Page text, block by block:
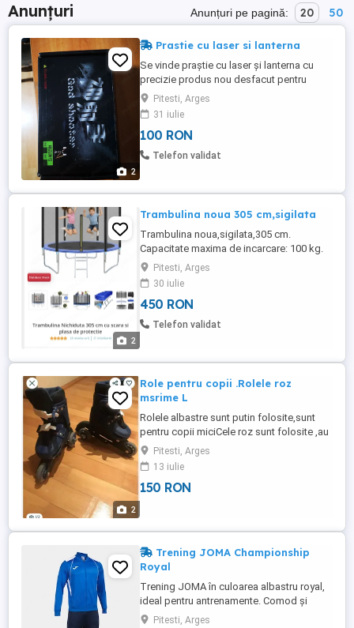
Anunțuri Anunțuri pe pagină: 20 50
2
Prastie cu laser si lanterna
Se vinde praștie cu laser și lanterna cu
precizie produs nou desfacut pentru
proba si poze cu 3 elastice de rezerva si 3
inbusuri necesare pentru montaj și
demontaj dipozitiv sau mentenanță
Pitesti, Arges
31 iulie
100 RON
Telefon validat
2
Trambulina noua 305 cm,sigilata
Trambulina noua,sigilata,305 cm.
Capacitate maxima de incarcare: 100 kg.
Diametrul cadrului: 305 cm Inaltimea
cadrului: 68 cm Suprafata de saritura:
neagra Material PP Materialul husei cu arc:
PVC + PE Recomandata pentru varste
cuprinse între 3-10 ani.
Pitesti, Arges
30 iulie
450 RON
Telefon validat
2
Role pentru copii .Rolele roz
msrime L
Rolele albastre sunt putin folosite,sunt
pentru copii miciCele roz sunt folosite ,au
marimea L.Nu răspund la sms Sunați-mă:
Pitesti, Arges
13 iulie
150 RON
Trening JOMA Championship
Royal
Trening JOMA în culoarea albastru royal,
ideal pentru antrenamente. Comod și
stilat, acest trening va fi alegerea perfectă
Pitesti, Arges